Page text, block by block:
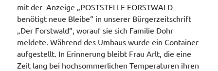
mit der Anzeige „POSTSTELLE FORSTWALD
benötigt neue Bleibe“ in unserer Bürgerzeitschrift
„Der Forstwald“, worauf sie sich Familie Dohr
meldete. Während des Umbaus wurde ein Container
aufgestellt. In Erinnerung bleibt Frau Arlt, die eine
Zeit lang bei hochsommerlichen Temperaturen ihren